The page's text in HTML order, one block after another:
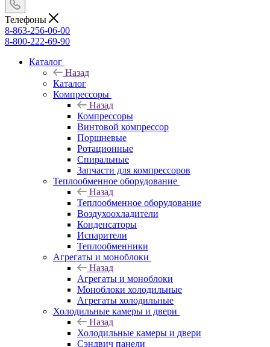
Телефоны
8-863-256-06-00
8-800-222-69-90
Каталог
Назад
Каталог
Компрессоры
Назад
Компрессоры
Винтовой компрессор
Поршневые
Ротационные
Спиральные
Запчасти для компрессоров
Теплообменное оборудование
Назад
Теплообменное оборудование
Воздухоохладители
Конденсаторы
Испарители
Теплообменники
Агрегаты и моноблоки
Назад
Агрегаты и моноблоки
Моноблоки холодильные
Агрегаты холодильные
Холодильные камеры и двери
Назад
Холодильные камеры и двери
Сэндвич панели